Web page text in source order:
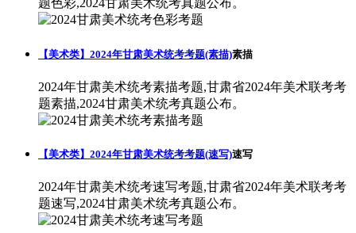
题色彩,2024甘肃美术统考真题公布。
【美术类】2024年甘肃美术统考考题(素描)素描
2024年甘肃美术统考素描考题,甘肃省2024年美术联考考
题素描,2024甘肃美术统考真题公布。
【美术类】2024年甘肃美术统考考题(速写)速写
2024年甘肃美术统考速写考题,甘肃省2024年美术联考考
题速写,2024甘肃美术统考真题公布。